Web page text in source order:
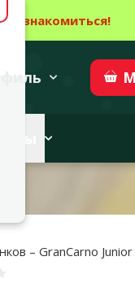
Ознакомиться!
Участвовать
г
– GranCarno